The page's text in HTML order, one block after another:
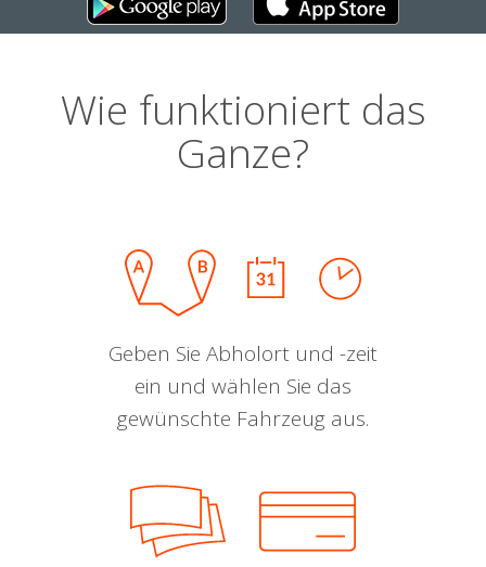
Wie funktioniert das
Ganze?
Geben Sie Abholort und -zeit
ein und wählen Sie das
gewünschte Fahrzeug aus.